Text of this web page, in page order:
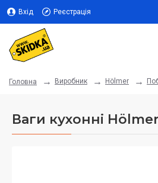
Вхід Реєстрація
Головна Виробник Hölmer
Ваги кухонні